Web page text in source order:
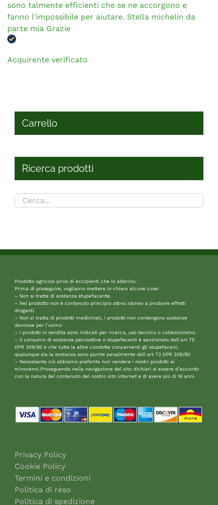
Carrello
Ricerca prodotti
sono talmente efficienti che se ne accorgono e
fanno l'impossibile per aiutare. Stella michelin da
parte mia Grazie
Acquirente verificato
Prodotto agricolo privo di eccipienti che lo alterino.
Prima di proseguire, vogliamo mettere in chiaro alcune cose:
– Non si tratta di sostanza stupefacente.
– Nel prodotto non è contenuto principio attivo idoneo a produrre effetti
droganti.
– Non si tratta di prodotti medicinali, i prodotti non contengono sostanze
dannose per l’uomo
– I prodotti in vendita sono indicati per ricerca, uso tecnico o collezionismo.
– Il consumo di sostanze psicoattive o stupefacenti è sanzionato dall’art 75
DPR 309/90 e che tutte le altre condotte concernenti gli stupefaceni,
qualunque sia la sostanza sono punite penalmente dall art 73 DPR 309/90
– Nonostante ciò abbiamo preferito non vendere i nostri prodotti ai
minorenni.Proseguendo nella navigazione del sito dichiari si essere d’accordo
con la natura del contenuto del nostro sito internet e di avere più di 18 anni.
Privacy Policy
Cookie Policy
Termini e condizioni
Politica di reso
Politica di spedizione